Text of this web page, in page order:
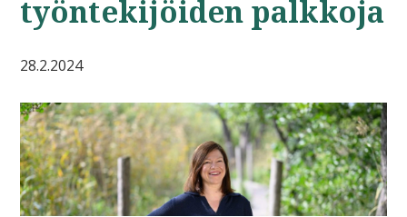
työntekijöiden palkkoja
28.2.2024